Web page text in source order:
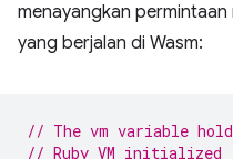
menayangkan permintaan
yang berjalan di Wasm:
// The vm variable
// Ruby VM initialized